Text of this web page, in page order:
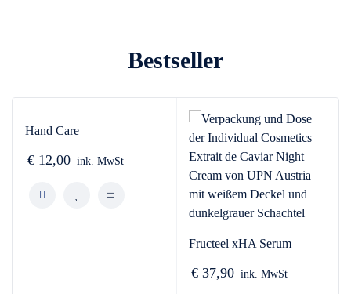
Bestseller
Hand Care
€ 12,00 ink. MwSt
Fructeel xHA Serum
€ 37,90 ink. MwSt